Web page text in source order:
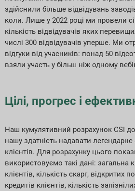
здійснили більше відвідувань
коли. Лише у 2022 році ми провели
кількість відвідувачів яких
числі 300 відвідувачів уперше. Ми
відгуки від учасників: понад 50
взяли участь у більш ніж одному
Цілі, прогрес і
Наш кумулятивний розрахунок CSI
нашу здатність надавати
клієнтів. Для розрахунку цього
використовуємо такі дані: загальна
клієнтів, кількість скарг, відкритих
кредитів клієнтів, кількість